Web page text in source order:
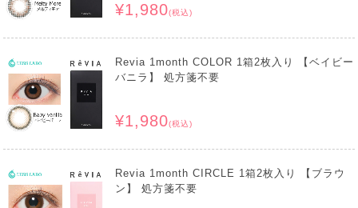
¥1,980(税込)
Revia 1month COLOR 1箱2枚入り 【ベイビー
バニラ】 処方箋不要
¥1,980(税込)
Revia 1month CIRCLE 1箱2枚入り 【ブラウ
ン】 処方箋不要